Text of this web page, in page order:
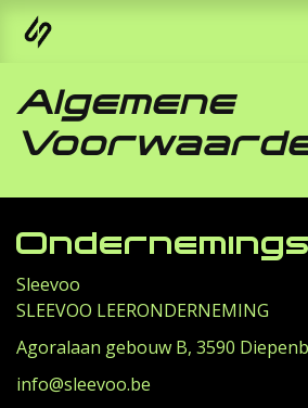
Overslaan naar inhoud
Algemene
Sleevoo
SLEEVOO LEERONDERNEMING
Agoralaan gebouw B, 3590
info@sleevoo.be